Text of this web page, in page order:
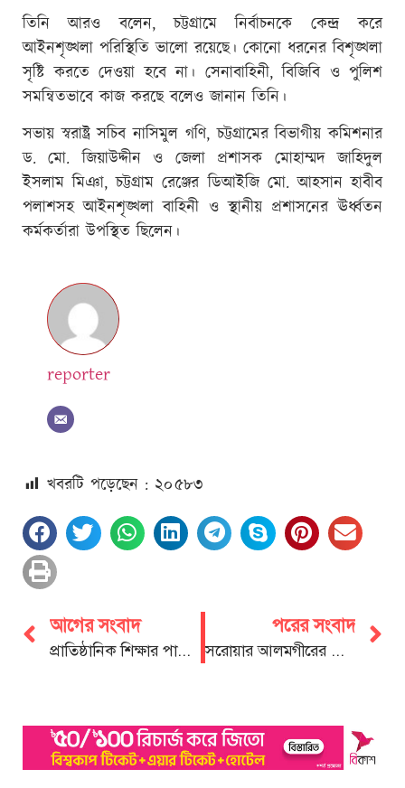
তিনি আরও বলেন, চট্টগ্রামে নির্বাচনকে কেন্দ্র করে
আইনশৃঙ্খলা পরিস্থিতি ভালো রয়েছে। কোনো ধরনের বিশৃঙ্খলা
সৃষ্টি করতে দেওয়া হবে না। সেনাবাহিনী, বিজিবি ও পুলিশ
সমন্বিতভাবে কাজ করছে বলেও জানান তিনি।
সভায় স্বরাষ্ট্র সচিব নাসিমুল গণি, চট্টগ্রামের বিভাগীয় কমিশনার
ড. মো. জিয়াউদ্দীন ও জেলা প্রশাসক মোহাম্মদ জাহিদুল
ইসলাম মিঞা, চট্টগ্রাম রেঞ্জের ডিআইজি মো. আহসান হাবীব
পলাশসহ আইনশৃঙ্খলা বাহিনী ও স্থানীয় প্রশাসনের ঊর্ধ্বতন
কর্মকর্তারা উপস্থিত ছিলেন।
reporter
খবরটি পড়েছেন : ২০৫৮৩
আগের সংবাদ
প্রাতিষ্ঠানিক শিক্ষার পাশাপাশি নৈতিক শিক্ষায় শিক্ষিত হতে হবে; সেলিম চৌধুরী
পরের সংবাদ
সরোয়ার আলমগীরের বিচক্ষণ নেতৃত্ব জনগণের হৃদয় জয় করেছে